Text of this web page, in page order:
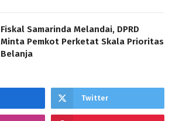
Fiskal Samarinda Melandai, DPRD
Minta Pemkot Perketat Skala Prioritas
Belanja
Twitter